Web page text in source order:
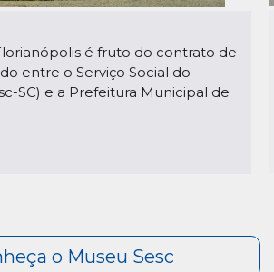
é fruto do contrato de
entre o Serviço Social do
SC) e a Prefeitura Municipal de